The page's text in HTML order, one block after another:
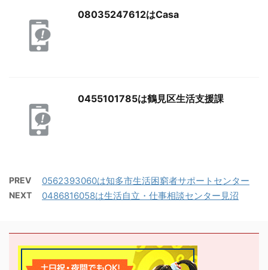
08035247612はCasa
0455101785は鶴見区生活支援課
PREV 0562393060は知多市生活困窮者サポートセンター
NEXT 0486816058は生活自立・仕事相談センター見沼